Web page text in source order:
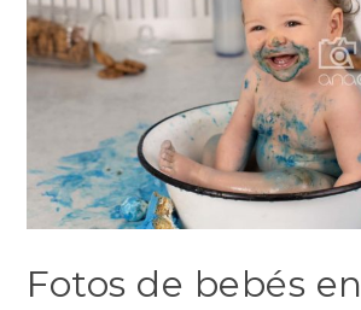
Fotos de bebés en